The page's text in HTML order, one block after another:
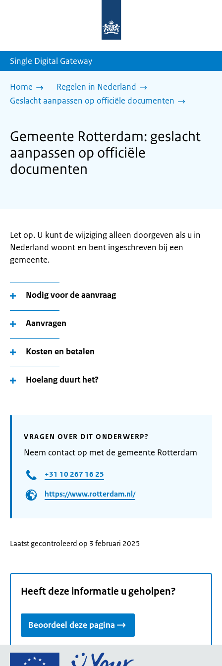
homepage
Single Digital Gateway
Home
Regelen in Nederland
Geslacht aanpassen op officiële documenten
Gemeente Rotterdam: geslacht
aanpassen op officiële
documenten
Let op. U kunt de wijziging alleen doorgeven als u in
Nederland woont en bent ingeschreven bij een
gemeente.
Nodig voor de aanvraag
Aanvragen
Kosten en betalen
Hoelang duurt het?
VRAGEN OVER DIT ONDERWERP?
Neem contact op met de gemeente Rotterdam
+31 10 267 16 25
https://www.rotterdam.nl/
Laatst gecontroleerd op 3 februari 2025
Heeft deze informatie u geholpen?
Beoordeel deze pagina
Ga